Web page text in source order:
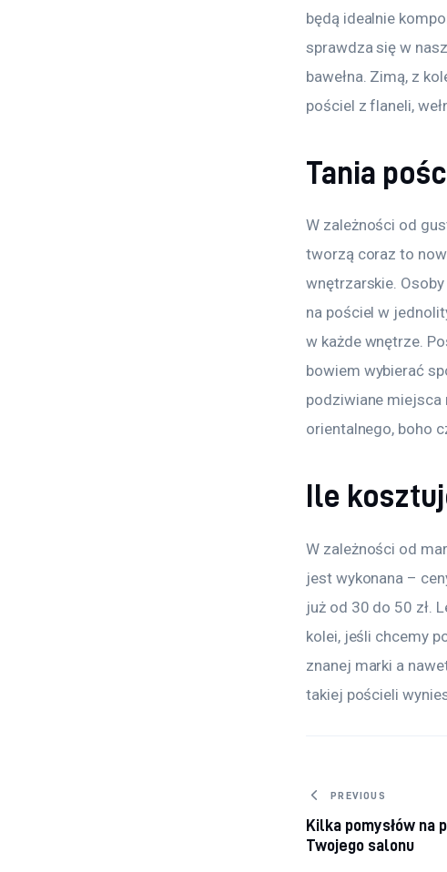
będą idealnie
sprawdza się w
bawełna. Zimą, z
pościel z flaneli,
Tania
W zależności od
tworzą coraz to
wnętrzarskie.
na pościel w
w każde wnętrze.
bowiem wybierać
podziwiane miejsca
orientalnego, boho
Ile
W zależności od
jest wykonana –
już od 30 do 50 zł.
kolei, jeśli chcemy
znanej marki a
takiej pościeli
Nawigacja
PREVIOUS
Kilka pomysłów na
Twojego salonu